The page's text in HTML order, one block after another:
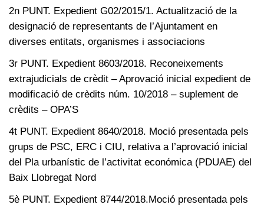
2n PUNT. Expedient G02/2015/1. Actualització de la
designació de representants de l’Ajuntament en
diverses entitats, organismes i associacions
3r PUNT. Expedient 8603/2018. Reconeixements
extrajudicials de crèdit – Aprovació inicial expedient de
modificació de crèdits núm. 10/2018 – suplement de
crèdits – OPA’S
4t PUNT. Expedient 8640/2018. Moció presentada pels
grups de PSC, ERC i CIU, relativa a l’aprovació inicial
del Pla urbanístic de l’activitat económica (PDUAE) del
Baix Llobregat Nord
5è PUNT. Expedient 8744/2018.Moció presentada pels